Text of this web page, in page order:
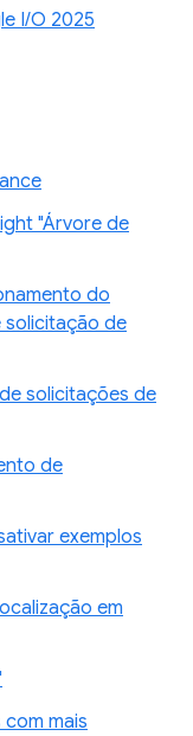
I/O 2025
"Árvore de
do
solicitação de
solicitações de
de
exemplos
em
mais